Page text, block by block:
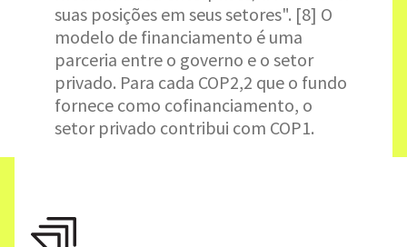
suas posições em seus setores". [8] O
modelo de financiamento é uma
parceria entre o governo e o setor
privado. Para cada COP2,2 que o fundo
fornece como cofinanciamento, o
setor privado contribui com COP1.